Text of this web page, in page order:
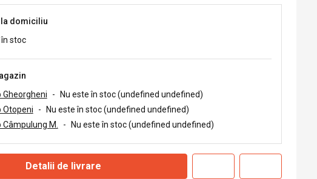
la domiciliu
stoc
Gheorgheni
- Nu este în stoc (undefined undefined)
Otopeni
- Nu este în stoc (undefined undefined)
M.
- Nu este în stoc (undefined undefined)
Detalii de livrare